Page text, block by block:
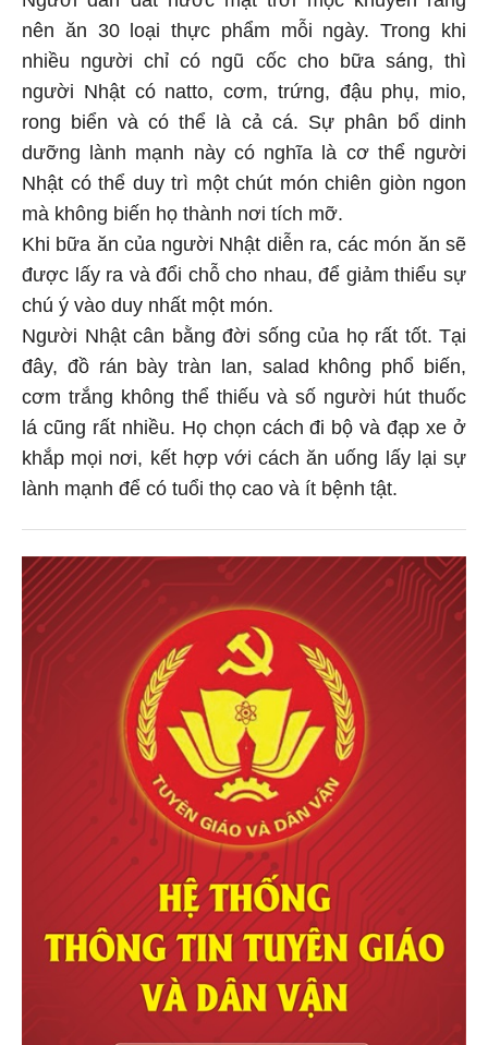
nên ăn 30 loại thực phẩm mỗi ngày. Trong khi
nhiều người chỉ có ngũ cốc cho bữa sáng, thì
người Nhật có natto, cơm, trứng, đậu phụ, mio,
rong biển và có thể là cả cá. Sự phân bổ dinh
dưỡng lành mạnh này có nghĩa là cơ thể người
Nhật có thể duy trì một chút món chiên giòn ngon
mà không biến họ thành nơi tích mỡ.
Khi bữa ăn của người Nhật diễn ra, các món ăn sẽ
được lấy ra và đổi chỗ cho nhau, để giảm thiểu sự
chú ý vào duy nhất một món.
Người Nhật cân bằng đời sống của họ rất tốt. Tại
đây, đồ rán bày tràn lan, salad không phổ biến,
cơm trắng không thể thiếu và số người hút thuốc
lá cũng rất nhiều. Họ chọn cách đi bộ và đạp xe ở
khắp mọi nơi, kết hợp với cách ăn uống lấy lại sự
lành mạnh để có tuổi thọ cao và ít bệnh tật.